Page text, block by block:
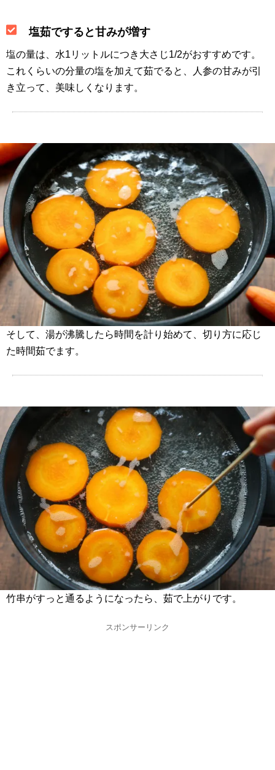
塩茹ですると甘みが増す
塩の量は、水1リットルにつき大さじ1/2がおすすめです。
これくらいの分量の塩を加えて茹でると、人参の甘みが引
き立って、美味しくなります。
そして、湯が沸騰したら時間を計り始めて、切り方に応じ
た時間茹でます。
竹串がすっと通るようになったら、茹で上がりです。
スポンサーリンク